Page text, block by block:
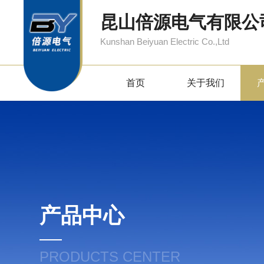
昆山倍源电气有限公
Kunshan Beiyuan Electric Co.,Ltd
首页 关于我们
产品中心
PRODUCTS CENTER